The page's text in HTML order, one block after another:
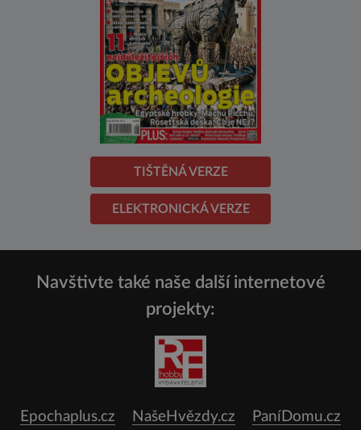
TIŠTĚNÁ VERZE
ELEKTRONICKÁ VERZE
Navštivte také naše další internetové
projekty:
Epochaplus.cz NašeHvězdy.cz PaníDomu.cz